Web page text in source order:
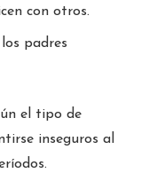
con otros.
padres
el tipo de
inseguros al